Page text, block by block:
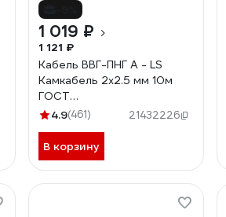
1 019 ₽
1 121 ₽
Кабель ВВГ-ПНГ А - LS
Камкабель 2x2.5 мм 10м
ГОСТ
1157К20HD00070А0010М
4.9(461) 21432226
В корзину